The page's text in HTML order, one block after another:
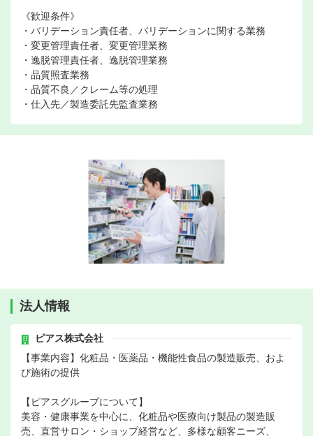
《歓迎条件》
・バリデーション責任者、バリデーションに関する業務
・変更管理責任者、変更管理業務
・逸脱管理責任者、逸脱管理業務
・品質照査業務
・品質不良／クレーム等の処理
・仕入先／製造委託先監査業務
法人情報
ピアス株式会社
【事業内容】化粧品・医薬品・機能性食品の製造販売、およ
び施術の提供
【ピアスグループについて】
美容・健康事業を中心に、化粧品や医療向け製品の製造販
売、直営サロン・ショップ経営など、多様な顧客ニーズ、